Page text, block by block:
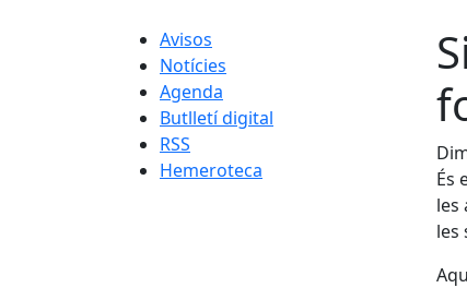
Avisos
Notícies
Agenda
Butlletí digital
RSS
Hemeroteca
És
les
les